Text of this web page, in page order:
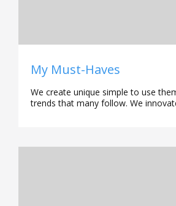
My Must-Haves
We create unique simple to use
trends that many follow. We